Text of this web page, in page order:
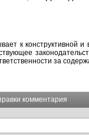
к конструктивной
за
комментария